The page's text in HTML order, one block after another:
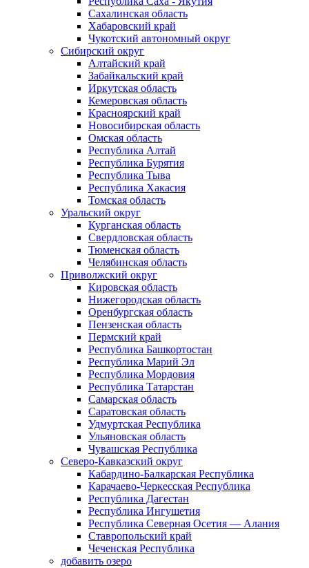
Сахалинская область
Хабаровский край
Чукотский автономный округ
Сибирский округ
Алтайский край
Забайкальский край
Иркутская область
Кемеровская область
Красноярский край
Новосибирская область
Омская область
Республика Алтай
Республика Бурятия
Республика Тыва
Республика Хакасия
Томская область
Уральский округ
Курганская область
Свердловская область
Тюменская область
Челябинская область
Приволжский округ
Кировская область
Нижегородская область
Оренбургская область
Пензенская область
Пермский край
Республика Башкортостан
Республика Марий Эл
Республика Мордовия
Республика Татарстан
Самарская область
Саратовская область
Удмуртская Республика
Ульяновская область
Чувашская Республика
Северо-Кавказский округ
Кабардино-Балкарская Республика
Карачаево-Черкесская Республика
Республика Дагестан
Республика Ингушетия
Республика Северная Осетия — Алания
Ставропольский край
Чеченская Республика
добавить озеро